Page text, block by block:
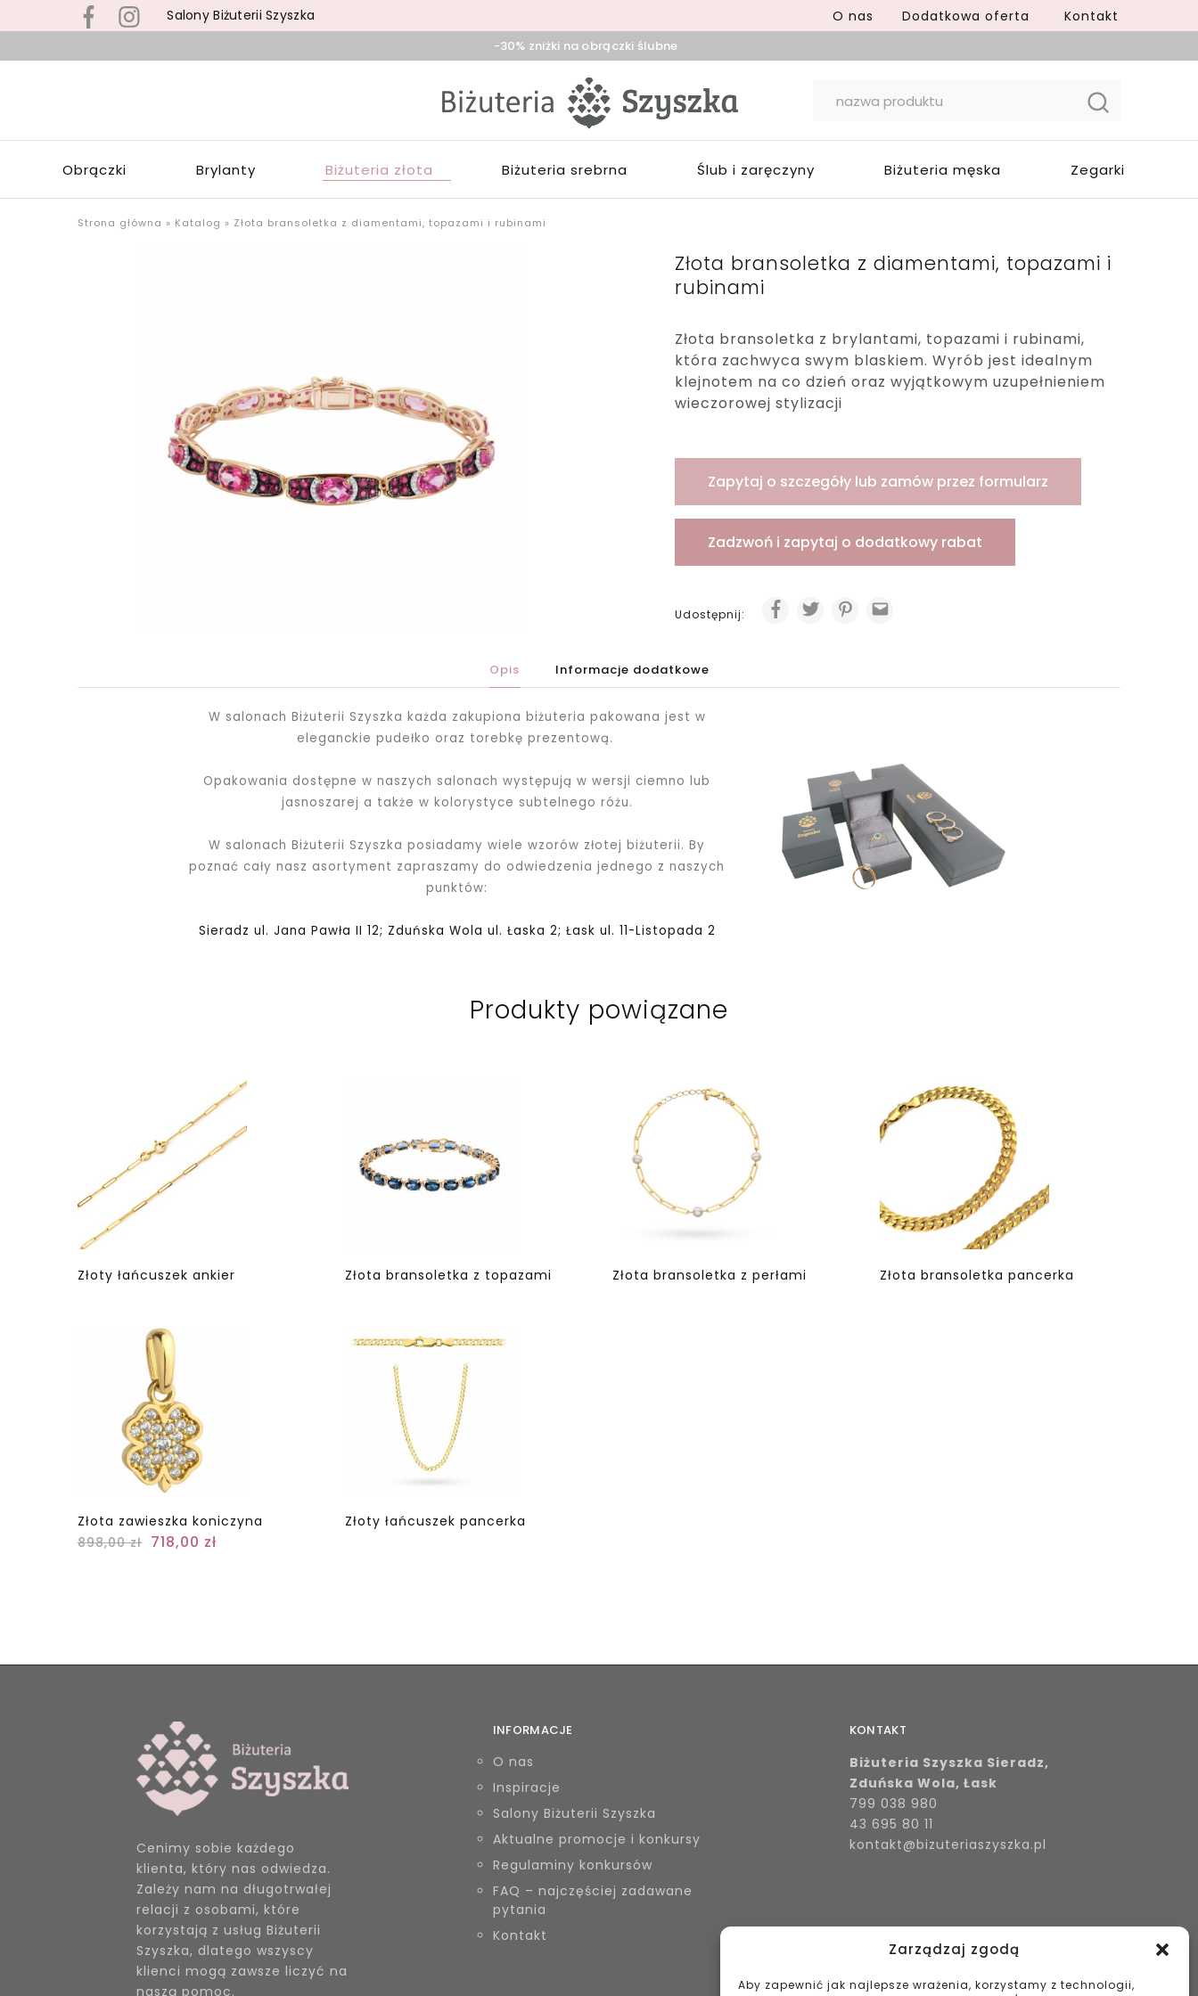
Zarządzaj zgodą
Aby zapewnić jak najlepsze wrażenia, korzystamy z technologii,
Salony Biżuterii Szyszka O nas Dodatkowa oferta Kontakt
-30% zniżki na obrączki ślubne
Biżuteria
Wola,
Łask
srebrną,
pozłacaną,
upominki
Obrączki Brylanty Biżuteria złota Biżuteria srebrna Ślub i zaręczyny Biżuteria męska Zegarki
Strona główna » Katalog » Złota bransoletka z diamentami, topazami i rubinami
Złota bransoletka z diamentami, topazami i
rubinami
Złota bransoletka z brylantami, topazami i rubinami,
która zachwyca swym blaskiem. Wyrób jest idealnym
klejnotem na co dzień oraz wyjątkowym uzupełnieniem
wieczorowej stylizacji
Zapytaj o szczegóły lub zamów przez formularz
Zadzwoń i zapytaj o dodatkowy rabat
Udostępnij:
Opis Informacje dodatkowe
W salonach Biżuterii Szyszka każda zakupiona biżuteria pakowana jest w
eleganckie pudełko oraz torebkę prezentową.
Opakowania dostępne w naszych salonach występują w wersji ciemno lub
jasnoszarej a także w kolorystyce subtelnego różu.
W salonach Biżuterii Szyszka posiadamy wiele wzorów złotej biżuterii. By
poznać cały nasz asortyment zapraszamy do odwiedzenia jednego z naszych
punktów:
Sieradz ul. Jana Pawła II 12; Zduńska Wola ul. Łaska 2; Łask ul. 11-Listopada 2
Produkty powiązane
Złoty łańcuszek ankier Złota bransoletka z topazami Złota bransoletka z perłami Złota bransoletka pancerka
Złota zawieszka koniczyna
898,00zł 718,00 zł
Złoty łańcuszek pancerka
Cenimy sobie każdego
klienta, który nas odwiedza.
Zależy nam na długotrwałej
relacji z osobami, które
korzystają z usług Biżuterii
Szyszka, dlatego wszyscy
klienci mogą zawsze liczyć na
naszą pomoc.
INFORMACJE
O nas
Inspiracje
Salony Biżuterii Szyszka
Aktualne promocje i konkursy
Regulaminy konkursów
FAQ – najczęściej zadawane
pytania
Kontakt
KONTAKT
Biżuteria Szyszka Sieradz,
Zduńska Wola, Łask
799 038 980
43 695 80 11
kontakt@bizuteriaszyszka.pl